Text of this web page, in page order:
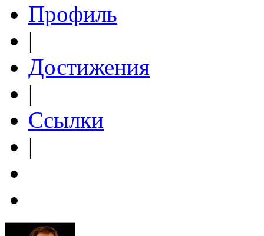
Профиль
|
Достижения
|
Ссылки
|